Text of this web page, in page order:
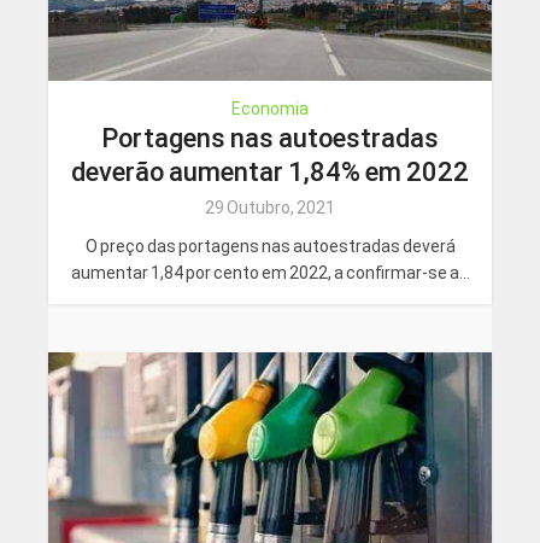
Economia
Portagens nas autoestradas
deverão aumentar 1,84% em 2022
29 Outubro, 2021
O preço das portagens nas autoestradas deverá
aumentar 1,84 por cento em 2022, a confirmar-se a...